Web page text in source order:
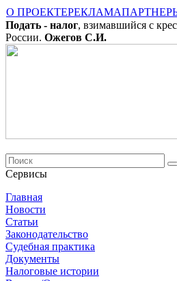
О ПРОЕКТЕРЕКЛАМА
Подать - налог, взимавшийся с
России. Ожегов С.И.
Сервисы
Главная
Новости
Cтатьи
Законодательство
Судебная практика
Документы
Налоговые истории